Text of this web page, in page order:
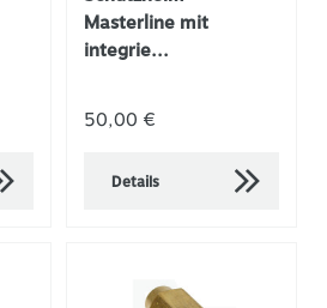
Masterline mit
integrie...
50,00 €
Details